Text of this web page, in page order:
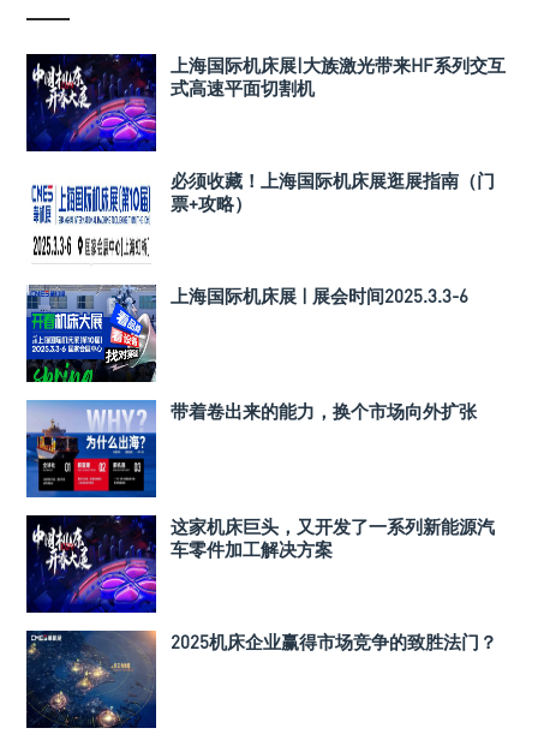
上海国际机床展|大族激光带来HF系列交互
式高速平面切割机
必须收藏！上海国际机床展逛展指南（门
票+攻略）
上海国际机床展 | 展会时间2025.3.3-6
带着卷出来的能力，换个市场向外扩张
这家机床巨头，又开发了一系列新能源汽
车零件加工解决方案
2025机床企业赢得市场竞争的致胜法门？